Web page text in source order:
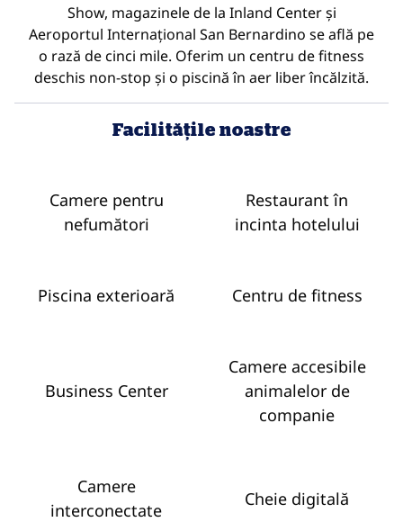
Show, magazinele de la Inland Center și
Aeroportul Internațional San Bernardino se află pe
o rază de cinci mile. Oferim un centru de fitness
deschis non-stop și o piscină în aer liber încălzită.
Facilităţile noastre
Camere pentru
nefumători
Restaurant în
incinta hotelului
Piscina exterioară Centru de fitness
Business Center
Camere accesibile
animalelor de
companie
Camere
interconectate
Cheie digitală